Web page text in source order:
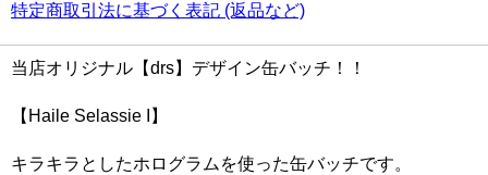
特定商取引法に基づく表記 (返品など)
当店オリジナル【drs】デザイン缶バッチ！！
【Haile Selassie I】
キラキラとしたホログラムを使った缶バッチです。